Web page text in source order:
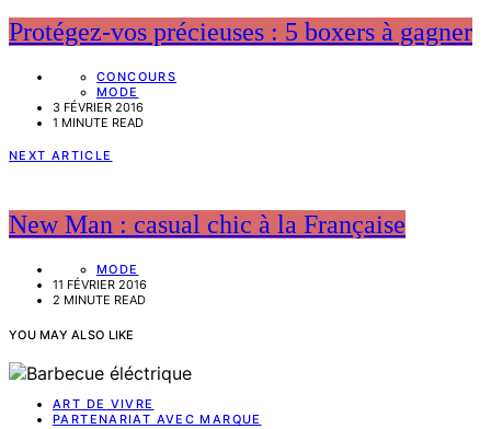
Protégez-vos précieuses : 5 boxers à gagner
CONCOURS
MODE
3 FÉVRIER 2016
1 MINUTE READ
NEXT ARTICLE
New Man : casual chic à la Française
MODE
11 FÉVRIER 2016
2 MINUTE READ
YOU MAY ALSO LIKE
ART DE VIVRE
PARTENARIAT AVEC MARQUE